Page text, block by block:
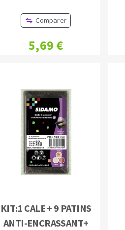
Comparer
5,69 €
KIT:1 CALE + 9 PATINS
ANTI-ENCRASSANT+